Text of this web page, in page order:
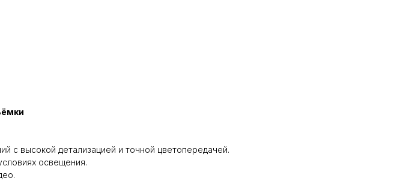
с высокой детализацией и точной цветопередачей.
освещения.